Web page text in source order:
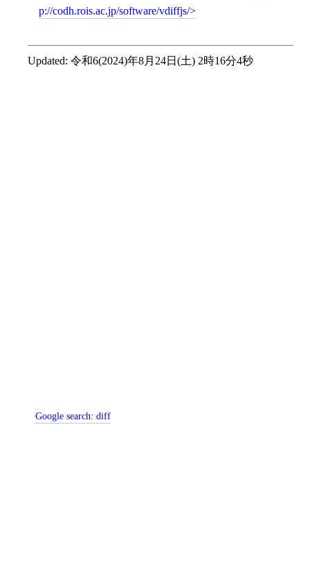
p://codh.rois.ac.jp/software/vdiffjs/
Updated: 令和6(2024)年8月24日(土) 2時16分4秒
Google search:diff